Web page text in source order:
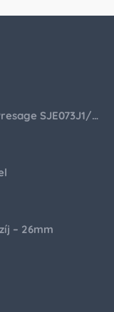
Seiko “Baby Snowflake” Presage SJE073J1/SARA015 Limited Edition
– 26mm